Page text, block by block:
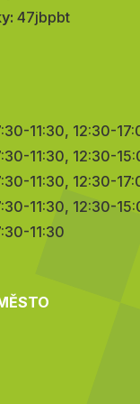
47jbpbt
11:30, 12:30-
11:30, 12:30-
11:30, 12:30-
11:30, 12:30-
11:30